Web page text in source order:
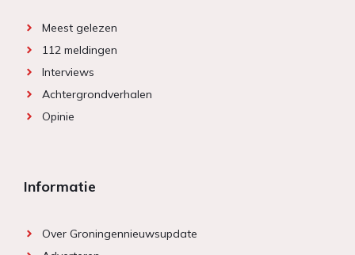
Meest gelezen
112 meldingen
Interviews
Achtergrondverhalen
Opinie
Informatie
Over Groningennieuwsupdate